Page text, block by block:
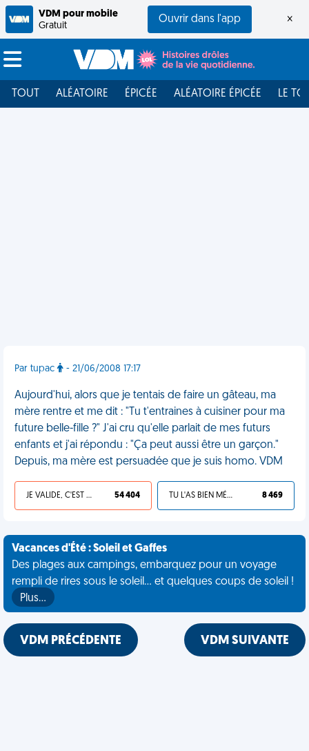
VDM pour mobile
Gratuit
Ouvrir dans l'app ×
TOUT ALÉATOIRE ÉPICÉE ALÉATOIRE ÉPICÉE LE
Par tupac - 21/06/2008 17:17
Aujourd'hui, alors que je tentais de faire un gâteau, ma
mère rentre et me dit : "Tu t'entraines à cuisiner pour ma
future belle-fille ?" J'ai cru qu'elle parlait de mes futurs
enfants et j'ai répondu : "Ça peut aussi être un garçon."
Depuis, ma mère est persuadée que je suis homo. VDM
JE VALIDE, C'EST UNE VDM 54 404 TU L'AS BIEN MÉRITÉ 8 469
Vacances d'Été : Soleil et Gaffes
Des plages aux campings, embarquez pour un voyage
rempli de rires sous le soleil... et quelques coups de soleil !
Plus…
VDM PRÉCÉDENTE VDM SUIVANTE